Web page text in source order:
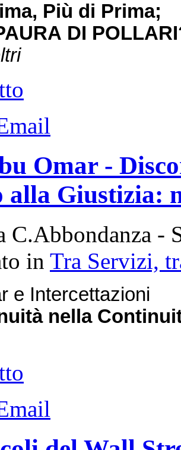
Più di Prima;
DI
Omar -
alla Giustizia:
C.Abbondanza -
in Tra Servizi,
e Intercettazioni
nella